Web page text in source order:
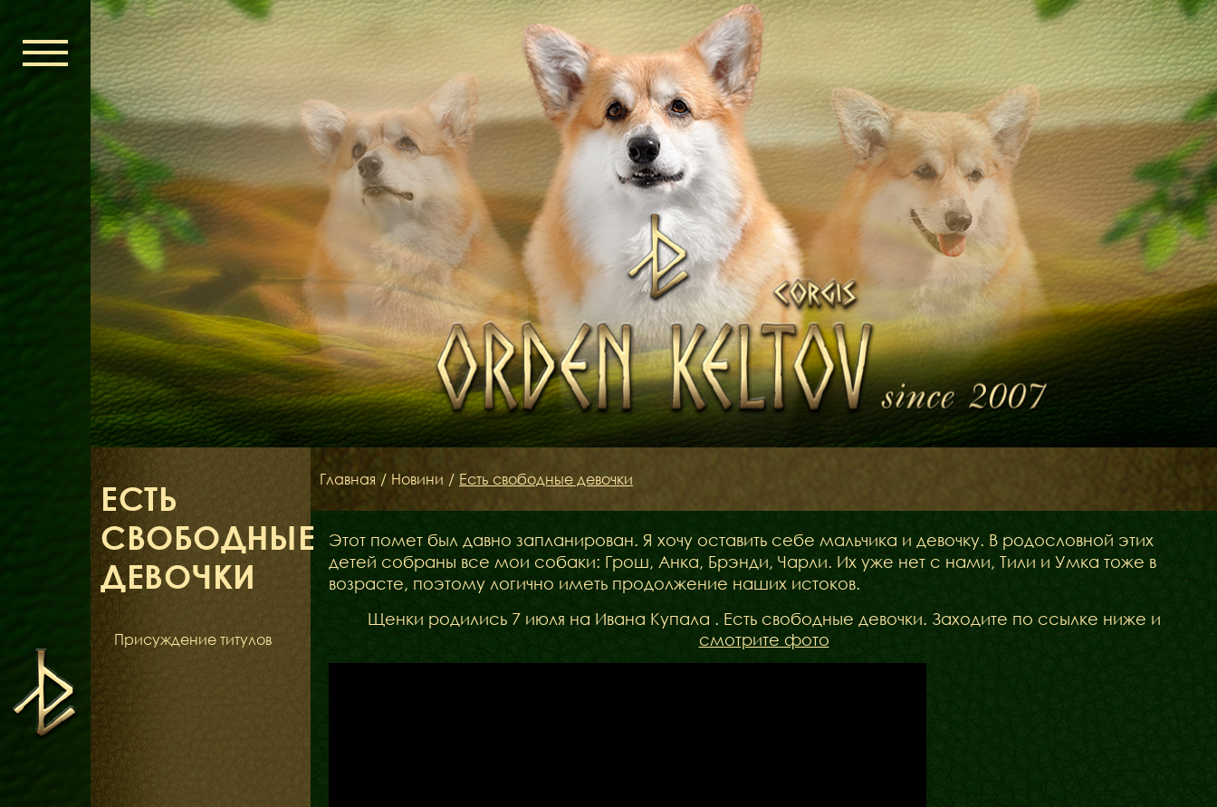
ЕСТЬ
СВОБОДНЫЕ
ДЕВОЧКИ
Присуждение титулов
Главная / Новини / Есть свободные девочки
Этот помет был давно запланирован. Я хочу оставить себе мальчика и девочку. В родословной этих
детей собраны все мои собаки: Грош, Анка, Брэнди, Чарли. Их уже нет с нами, Тили и Умка тоже в
возрасте, поэтому логично иметь продолжение наших истоков.
Щенки родились 7 июля на Ивана Купала . Есть свободные девочки. Заходите по ссылке ниже и
смотрите фото
ГОЛОВНА
ОРДЕН КЕЛЬТІВ
НОВИНИ
ДИТЯЧА КІМНАТА
КОНТАКТИ
Наші коргі